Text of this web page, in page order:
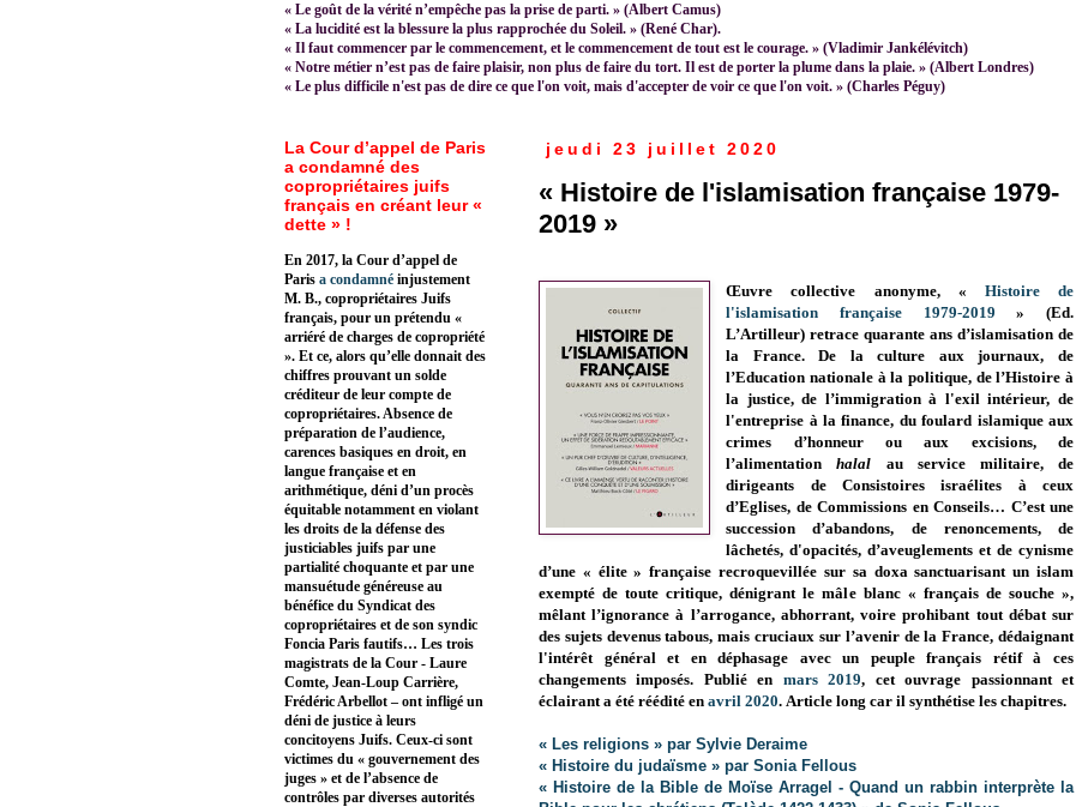
« Le goût de la vérité n’empêche pas la prise de parti. » (Albert Camus)
« La lucidité est la blessure la plus rapprochée du Soleil. » (René Char).
« Il faut commencer par le commencement, et le commencement de tout est le courage. » (Vladimir Jankélévitch)
« Notre métier n’est pas de faire plaisir, non plus de faire du tort. Il est de porter la plume dans la plaie. » (Albert Londres)
« Le plus difficile n'est pas de dire ce que l'on voit, mais d'accepter de voir ce que l'on voit. » (Charles Péguy)
jeudi 23 juillet 2020
« Histoire de l'islamisation française 1979-
2019 »
Œuvre collective anonyme, « Histoire de
l'islamisation française 1979-2019 » (Ed.
L’Artilleur) retrace quarante ans d’islamisation de
la France. De la culture aux journaux, de
l’Education nationale à la politique, de l’Histoire à
la justice, de l’immigration à l'exil intérieur, de
l'entreprise à la finance, du foulard islamique aux
crimes d’honneur ou aux excisions, de
l’alimentationhalal au service militaire, de
dirigeants de Consistoires israélites à ceux
d’Eglises, de Commissions en Conseils… C’est une
succession d’abandons, de renoncements, de
lâchetés, d'opacités, d’aveuglements et de cynisme
d’une « élite » française recroquevillée sur sa doxa sanctuarisant un islam
exempté de toute critique, dénigrant le mâle blanc « français de souche »,
mêlant l’ignorance à l’arrogance, abhorrant, voire prohibant tout débat sur
des sujets devenus tabous, mais cruciaux sur l’avenir de la France, dédaignant
l'intérêt général et en déphasage avec un peuple français rétif à ces
changements imposés. Publié en mars 2019, cet ouvrage passionnant et
éclairant a été réédité en avril 2020. Article long car il synthétise les chapitres.
« Les religions » par Sylvie Deraime
« Histoire du judaïsme » par Sonia Fellous
« Histoire de la Bible de Moïse Arragel - Quand un rabbin interprète la
La Cour d’appel de Paris
a condamné des
copropriétaires juifs
français en créant leur «
dette » !
En 2017, la Cour d’appel de
Paris a condamné injustement
M. B., copropriétaires Juifs
français, pour un prétendu «
arriéré de charges de copropriété
». Et ce, alors qu’elle donnait des
chiffres prouvant un solde
créditeur de leur compte de
copropriétaires. Absence de
préparation de l’audience,
carences basiques en droit, en
langue française et en
arithmétique, déni d’un procès
équitable notamment en violant
les droits de la défense des
justiciables juifs par une
partialité choquante et par une
mansuétude généreuse au
bénéfice du Syndicat des
copropriétaires et de son syndic
Foncia Paris fautifs… Les trois
magistrats de la Cour - Laure
Comte, Jean-Loup Carrière,
Frédéric Arbellot – ont infligé un
déni de justice à leurs
concitoyens Juifs. Ceux-ci sont
victimes du « gouvernement des
juges » et de l’absence de
contrôles par diverses autorités